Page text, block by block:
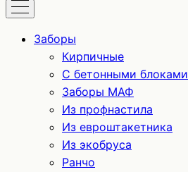
Заборы
Кирпичные
С бетонными блоками
Заборы МАФ
Из профнастила
Из евроштакетника
Из экобруса
Ранчо